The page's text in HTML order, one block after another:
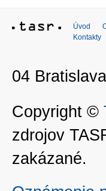
Úvod
Kontakty
04
Copyright ©
zdrojov
zakázané.